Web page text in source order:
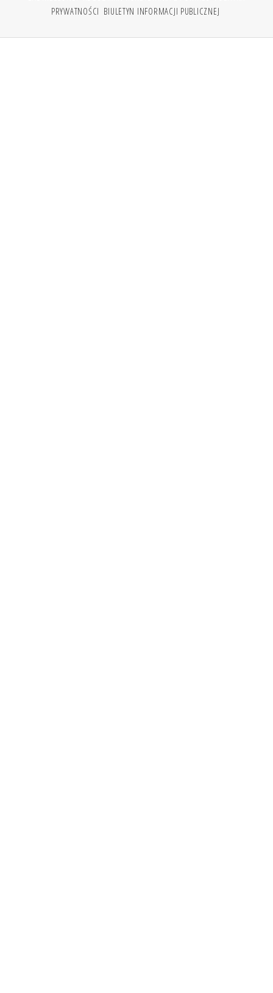
PRYWATNOŚCI BIULETYN INFORMACJI PUBLICZNEJ